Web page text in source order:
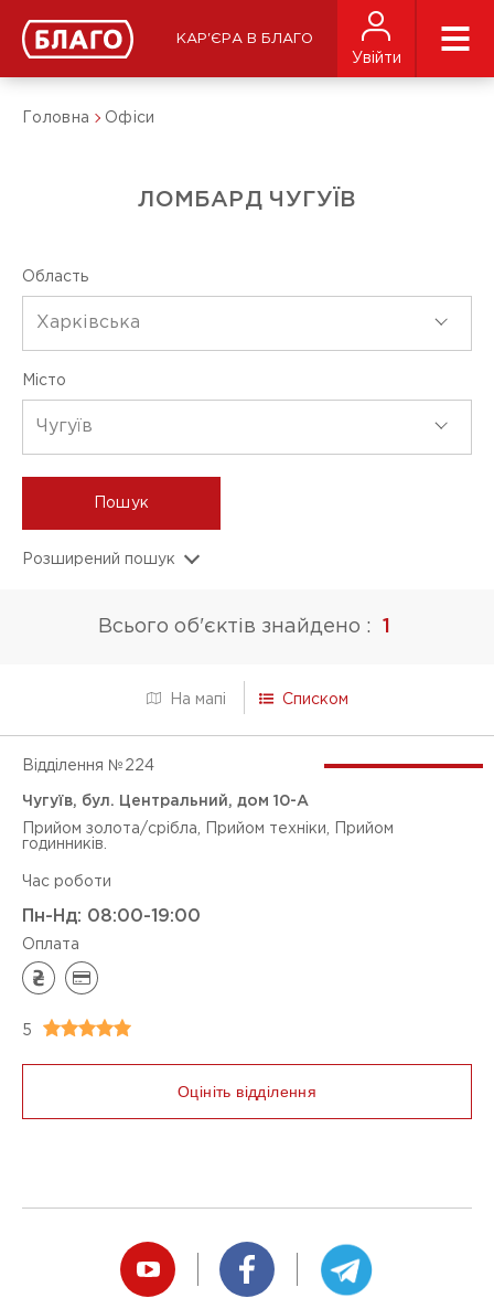
КАР'ЄРА В БЛАГО
Увійти
Головна Офіси
ЛОМБАРД ЧУГУЇВ
Область
Харківська
Місто
Чугуїв
Пошук
Розширений пошук
Прийом золота/срібла
Оцінка діамантів
Магазин (ломбардне відділення)
Оплата карткою
Всього об'єктів знайдено : 1
На мапі Списком
Відділення № 224
Чугуїв, бул. Центральний, дом 10-А
Прийом золота/срібла, Прийом техніки, Прийом
годинників.
Час роботи
Пн-Нд: 08:00-19:00
Оплата
5
Оцініть відділення